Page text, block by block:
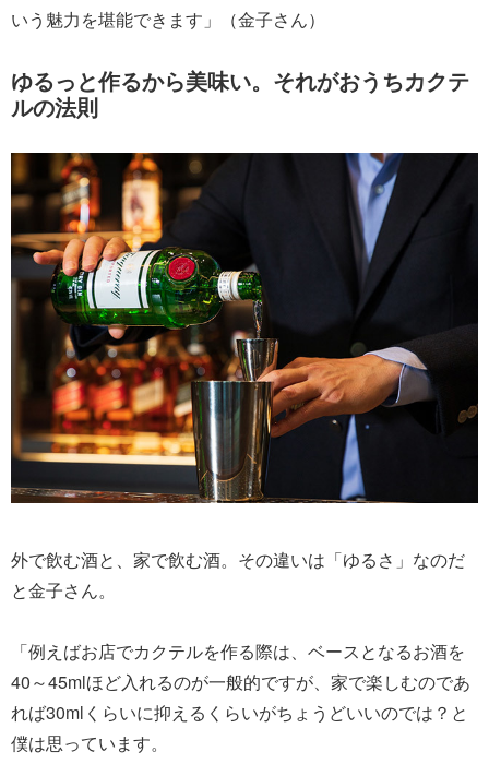
いう魅力を堪能できます」（金子さん）
ゆるっと作るから美味い。それがおうちカクテ
ルの法則
外で飲む酒と、家で飲む酒。その違いは「ゆるさ」なのだ
と金子さん。
「例えばお店でカクテルを作る際は、ベースとなるお酒を
40～45mlほど入れるのが一般的ですが、家で楽しむのであ
れば30mlくらいに抑えるくらいがちょうどいいのでは？と
僕は思っています。